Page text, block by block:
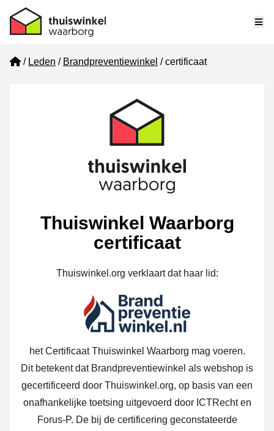
Home
Leden Brandpreventiewinkel certificaat
Thuiswinkel Waarborg
certificaat
Thuiswinkel.org verklaart dat haar lid:
het Certificaat Thuiswinkel Waarborg mag voeren.
Dit betekent dat Brandpreventiewinkel als webshop is
gecertificeerd door Thuiswinkel.org, op basis van een
onafhankelijke toetsing uitgevoerd door ICTRecht en
Forus-P. De bij de certificering geconstateerde